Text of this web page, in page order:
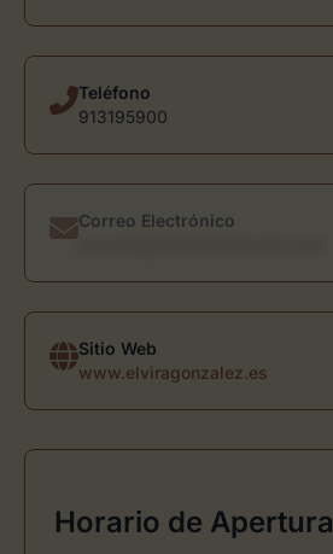
Teléfono
913195900
Correo Electrónico
Sitio Web
www.elviragonzalez.es
Horario de Apertura